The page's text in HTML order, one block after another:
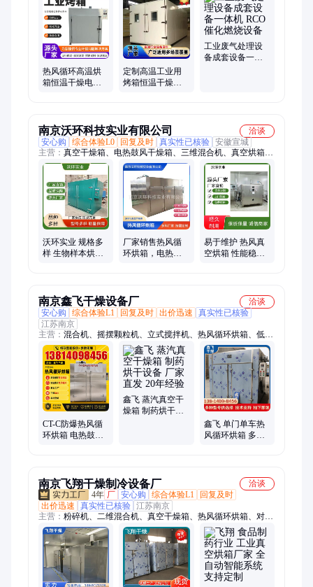
业烤箱
热风循环高温烘
箱恒温干燥电动
定制高温工业用
烤箱恒温干燥烘
工业废气处理设
备成套设备一体
南京沃环科技实业有限公司
洽谈
安心购
综合体验L0 回复及时 真实性已核验 安徽宣城
主营： 真空干燥箱、电热鼓风干燥箱、三维混合机、真空烘箱、
热风循环烘箱、电加热烘箱、v型混合机、双锥混合机、混合
机、脉冲真空干燥箱、双锥真空回转干燥机
沃环实业 规格多
样 生物样本烘干
厂家销售热风循
环烘箱，电热恒
易于维护 热风真
空烘箱 性能稳定
南京鑫飞干燥设备厂
洽谈
安心购
综合体验L1 回复及时 出价迅速
真实性已核验
江苏南京
主营： 混合机、摇摆颗粒机、立式搅拌机、热风循环烘箱、低温
真空烘箱、中草药粉碎机、剂板蓝根造粒机
CT-C防爆热风循
环烘箱 电热鼓风
鑫飞 蒸汽真空干
燥箱 制药烘干设
鑫飞 单门单车热
风循环烘箱 多行
南京飞翔干燥制冷设备厂
洽谈
4年 厂 安心购 综合体验L1
回复及时
出价迅速
真实性已核验 江苏南京
主营： 粉碎机、二维混合机、真空干燥箱、热风循环烘箱、对开
门灭菌烘箱、洗药机、三维混合机、双锥混合机、平板真空干燥
箱、V型混合机